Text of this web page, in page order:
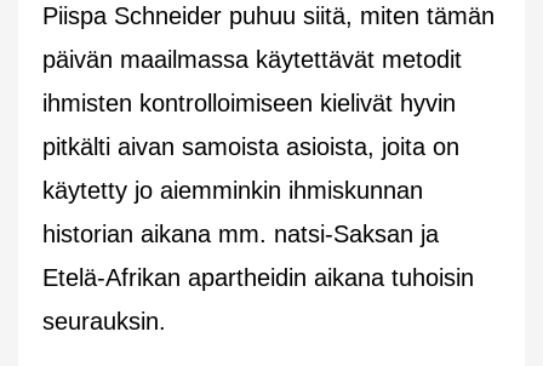
Piispa Schneider puhuu siitä, miten tämän
päivän maailmassa käytettävät metodit
ihmisten kontrolloimiseen kielivät hyvin
pitkälti aivan samoista asioista, joita on
käytetty jo aiemminkin ihmiskunnan
historian aikana mm. natsi-Saksan ja
Etelä-Afrikan apartheidin aikana tuhoisin
seurauksin.